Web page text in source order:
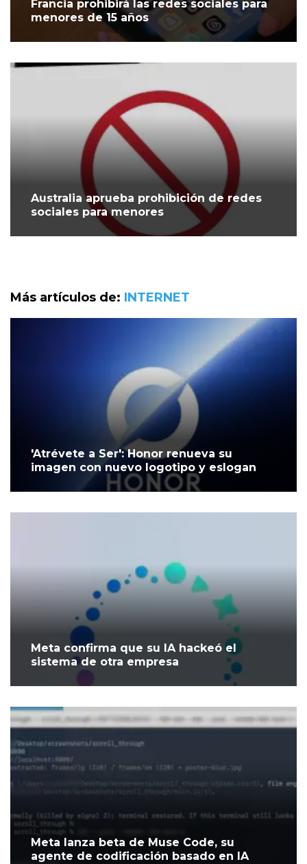
Francia prohibirá las redes sociales para
menores de 15 años
Australia aprueba prohibición de redes
sociales para menores
Más artículos de: INTERNET
'Atrévete a Ser': Honor renueva su
imagen con nuevo logotipo y eslogan
Meta confirma que su IA hackeó el
sistema de otra empresa
Meta lanza beta de Muse Code, su
agente de codificación basado en IA